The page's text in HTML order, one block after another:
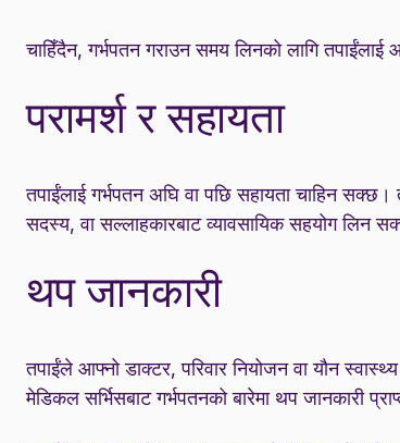
चाहिँदैन, गर्भपतन गराउन समय लिनको लागि
परामर्श र सहायता
तपाईंलाई गर्भपतन अघि वा पछि सहायता चाहिन
सदस्य, वा सल्लाहकारबाट व्यावसायिक सहयोग लिन
थप जानकारी
तपाईंले आफ्नो डाक्टर, परिवार नियोजन वा यौन
मेडिकल सर्भिसबाट गर्भपतनको बारेमा थप जानकारी